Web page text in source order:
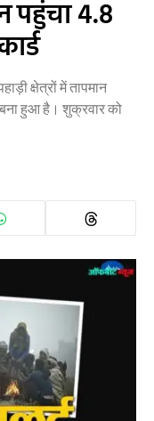
पहुंचा 4.8
क्षेत्रों में तापमान
हुआ है। शुक्रवार को